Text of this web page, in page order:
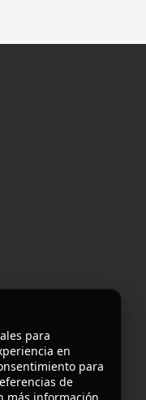
para
en
para
de